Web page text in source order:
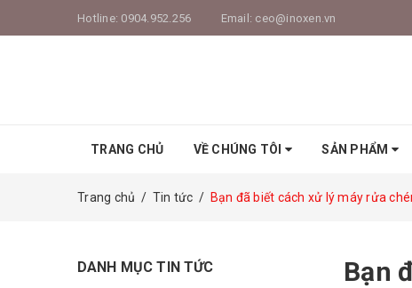
Hotline: 0904.952.256 Email: ceo@inoxen.vn
TRANG CHỦ VỀ CHÚNG TÔI SẢN PHẨM
Trang chủ / Tin tức / Bạn đã biết cách xử lý máy rửa
Bạn
DANH MỤC TIN TỨC